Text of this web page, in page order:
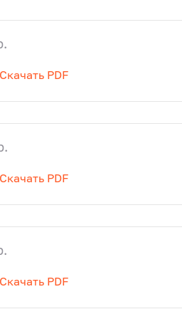
Скачать PDF
Скачать PDF
Скачать PDF